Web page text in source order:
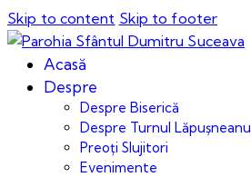
Skip to content Skip to footer
Acasă
Despre
Despre Biserică
Despre Turnul Lăpușneanu
Preoți Slujitori
Evenimente